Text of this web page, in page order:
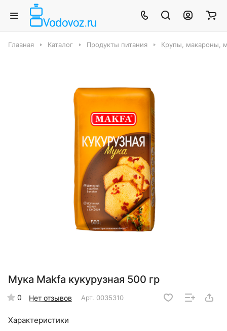
Главная Каталог Продукты питания Крупы, макароны,
Мука Makfa кукурузная 500 гр
0 Нет отзывов Арт. 0035310
Характеристики